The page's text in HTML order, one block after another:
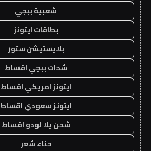
شعبية ببجي
بطاقات ايتونز
بلايستيشن ستور
شدات ببجي اقساط
ايتونز امريكي اقساط
ايتونز سعودي اقساط
شحن يلا لودو اقساط
حناء شعر